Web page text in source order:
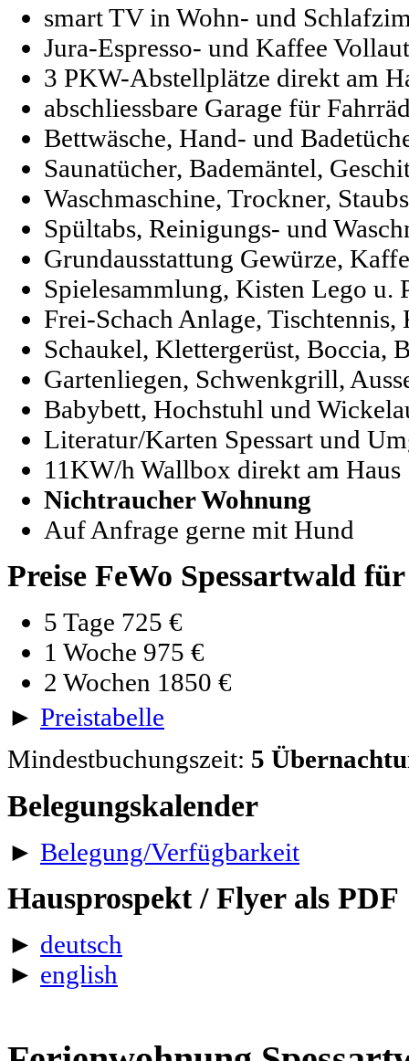
smart TV in Wohn- und
Jura-Espresso- und Kaffee
3 PKW-Abstellplätze direkt am
abschliessbare Garage für
Bettwäsche, Hand- und
Saunatücher, Bademäntel,
Waschmaschine, Trockner,
Spültabs, Reinigungs- und
Grundausstattung Gewürze,
Spielesammlung, Kisten Lego u.
Frei-Schach Anlage, Tischtennis,
Schaukel, Klettergerüst, Boccia,
Gartenliegen, Schwenkgrill,
Babybett, Hochstuhl und
Literatur/Karten Spessart und
11KW/h Wallbox direkt am Haus
Nichtraucher Wohnung
Auf Anfrage gerne mit Hund
Preise FeWo Spessartwald
5 Tage 725 €
1 Woche 975 €
2 Wochen 1850 €
► Preistabelle
Mindestbuchungszeit: 5
Belegungskalender
► Belegung/Verfügbarkeit
Hausprospekt / Flyer als PDF
► deutsch
► english